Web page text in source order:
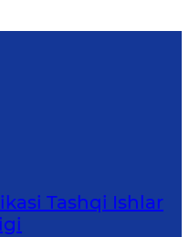
Tashqi Ishlаr